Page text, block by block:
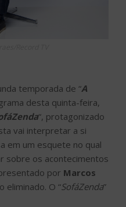
temporada de “A
desta quinta-feira,
“, protagonizado
vai interpretar a si
em um esquete no qual
sobre os acontecimentos
por Marcos
eliminado. O “SofáZenda”